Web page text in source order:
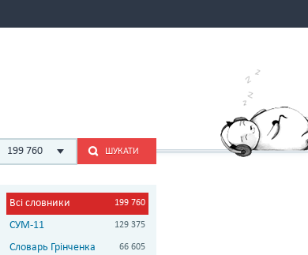
199 760 ШУКАТИ
Всі словники 199 760
СУМ-11 129 375
Словарь Грінченка 66 605